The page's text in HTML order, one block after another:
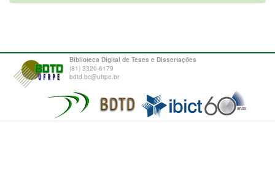
Biblioteca Digital de Teses e Dissertações
(81) 3320-6179
bdtd.bc@ufrpe.br